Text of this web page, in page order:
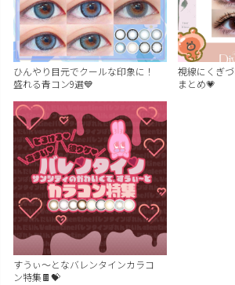
ひんやり目元でクールな印象に！
盛れる青コン9選💙
視線にくぎ
まとめ💗
すうぃ～となバレンタインカラコ
ン特集🍫💝